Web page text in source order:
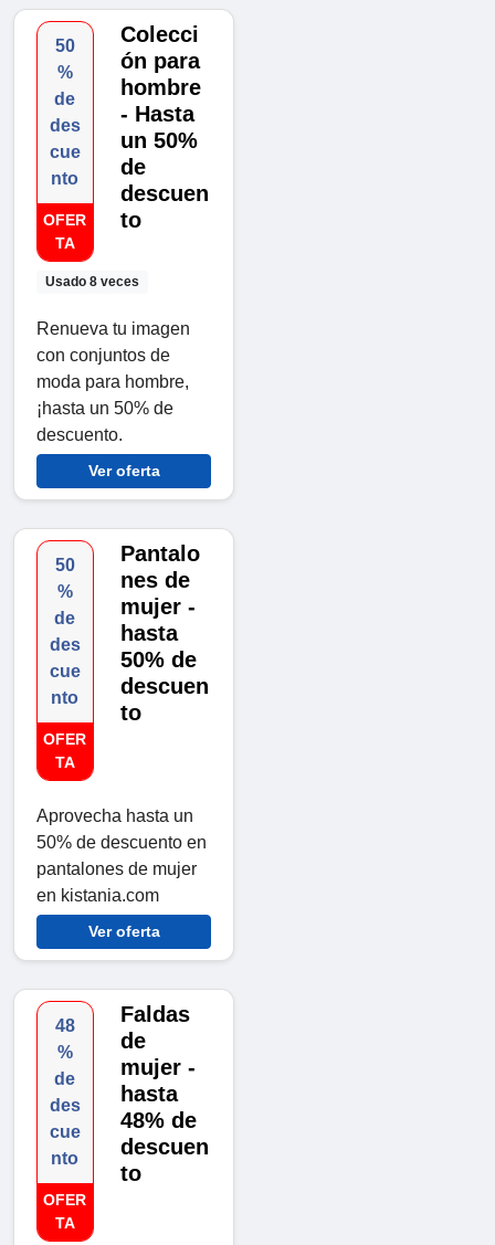
50
%
de
des
cue
nto
OFER
TA
Usado 8 veces
Colecci
ón para
hombre
- Hasta
un 50%
de
descuen
to
Renueva tu imagen
con conjuntos de
moda para hombre,
¡hasta un 50% de
descuento.
Ver oferta
50
%
de
des
cue
nto
OFER
TA
Pantalo
nes de
mujer -
hasta
50% de
descuen
to
Aprovecha hasta un
50% de descuento en
pantalones de mujer
en kistania.com
Ver oferta
48
%
de
des
cue
nto
OFER
TA
Faldas
de
mujer -
hasta
48% de
descuen
to